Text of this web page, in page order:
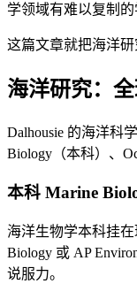
学领域有难以复制
这篇文章就把海洋
海洋研究：
Dalhousie 的海洋科
Biology（本科）、
本科 Marine
海洋生物学本科挂
Biology 或 AP
说服力。